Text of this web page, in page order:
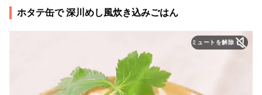
ホタテ缶で 深川めし風炊き込みごはん
ミュートを解除